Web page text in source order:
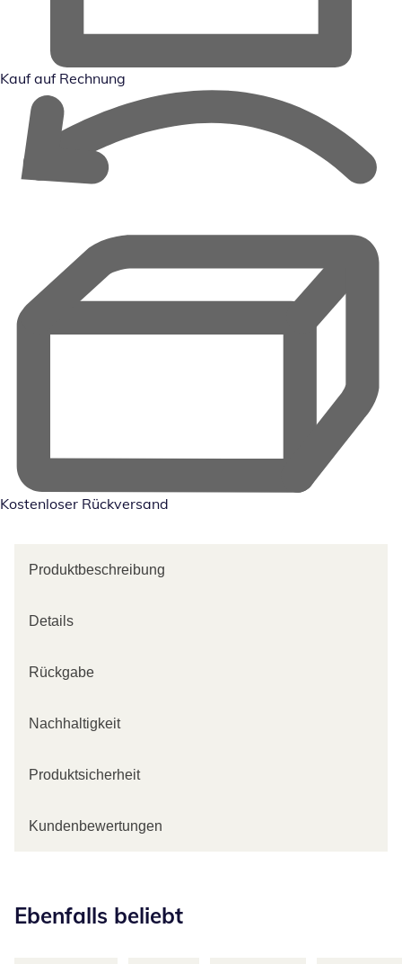
Kauf auf Rechnung
Kostenloser Rückversand
Produktbeschreibung
Details
Rückgabe
Nachhaltigkeit
Produktsicherheit
Kundenbewertungen
Ebenfalls beliebt